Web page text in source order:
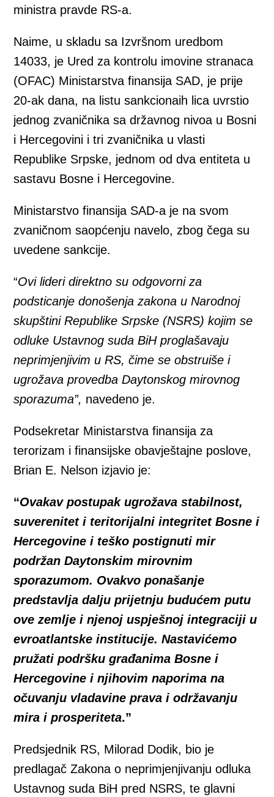
ministra pravde RS-a.
Naime, u skladu sa Izvršnom uredbom
14033, je Ured za kontrolu imovine stranaca
(OFAC) Ministarstva finansija SAD, je prije
20-ak dana, na listu sankcionaih lica uvrstio
jednog zvaničnika sa državnog nivoa u Bosni
i Hercegovini i tri zvaničnika u vlasti
Republike Srpske, jednom od dva entiteta u
sastavu Bosne i Hercegovine.
Ministarstvo finansija SAD-a je na svom
zvaničnom saopćenju navelo, zbog čega su
uvedene sankcije.
“Ovi lideri direktno su odgovorni za
podsticanje donošenja zakona u Narodnoj
skupštini Republike Srpske (NSRS) kojim se
odluke Ustavnog suda BiH proglašavaju
neprimjenjivim u RS, čime se obstruiše i
ugrožava provedba Daytonskog mirovnog
sporazuma”, navedeno je.
Podsekretar Ministarstva finansija za
terorizam i finansijske obavještajne poslove,
Brian E. Nelson izjavio je:
“Ovakav postupak ugrožava stabilnost,
suverenitet i teritorijalni integritet Bosne i
Hercegovine i teško postignuti mir
podržan Daytonskim mirovnim
sporazumom. Ovakvo ponašanje
predstavlja dalju prijetnju budućem putu
ove zemlje i njenoj uspješnoj integraciji u
evroatlantske institucije. Nastavićemo
pružati podršku građanima Bosne i
Hercegovine i njihovim naporima na
očuvanju vladavine prava i održavanju
mira i prosperiteta.”
Predsjednik RS, Milorad Dodik, bio je
predlagač Zakona o neprimjenjivanju odluka
Ustavnog suda BiH pred NSRS, te glavni